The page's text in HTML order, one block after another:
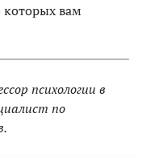
которых вам
психологии в
по